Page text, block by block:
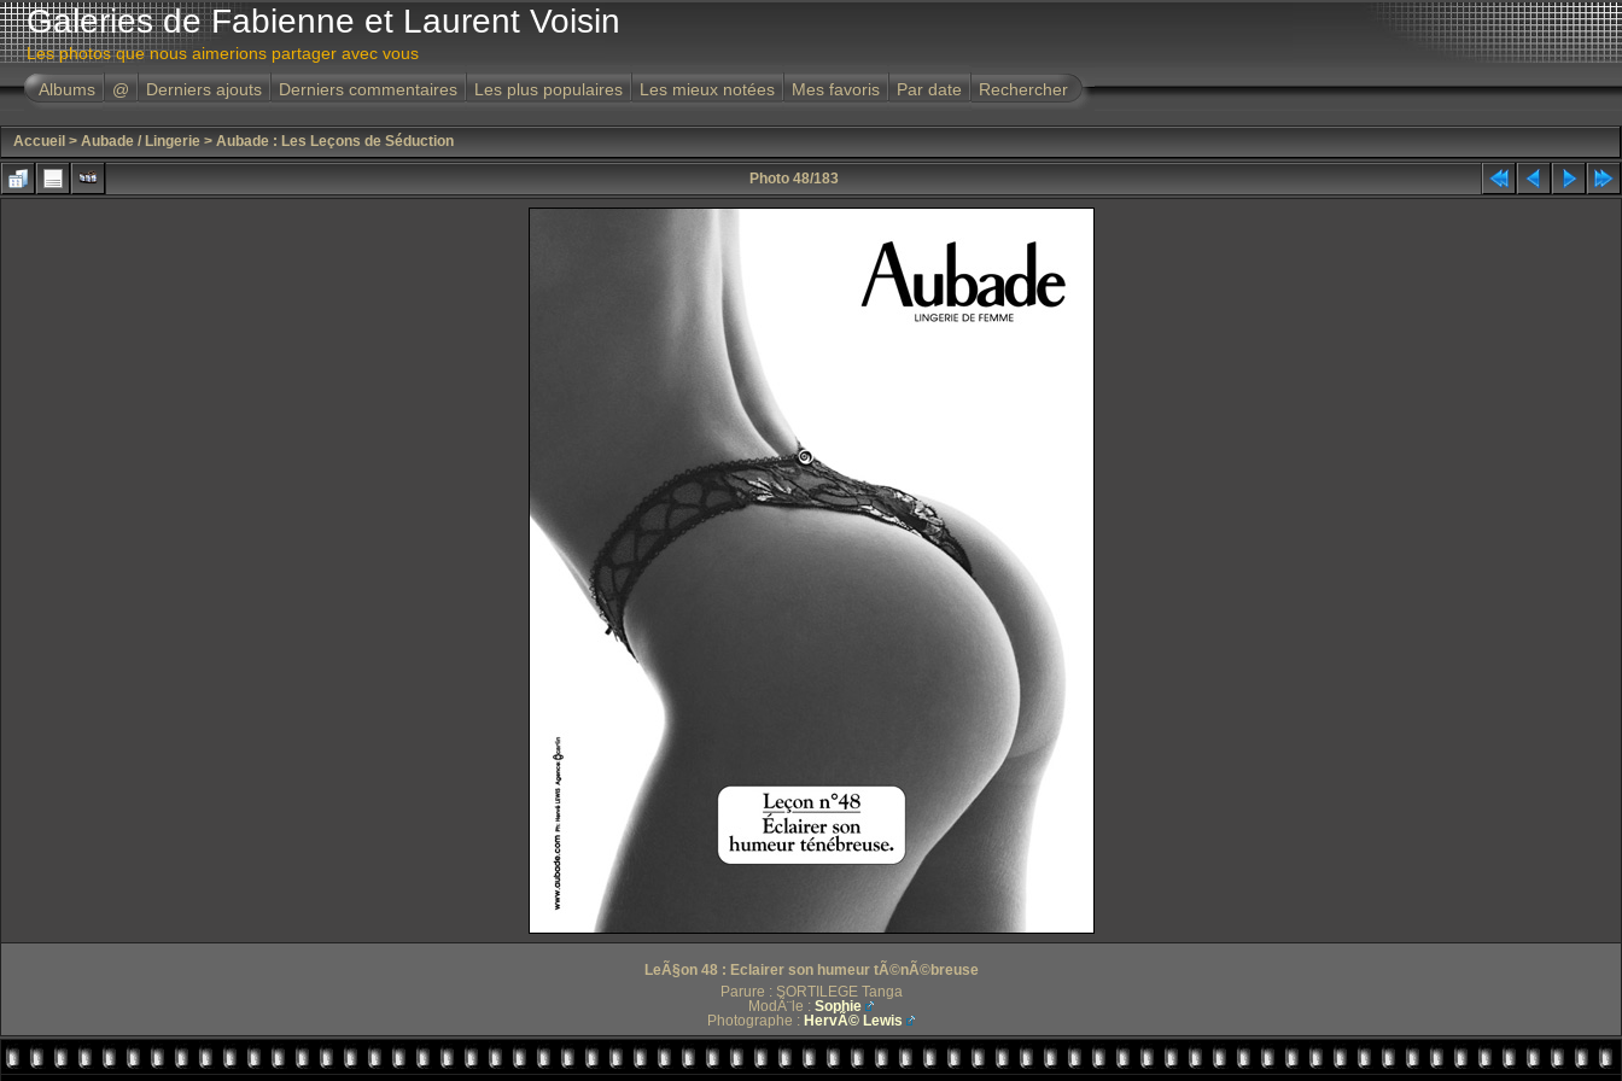
Galeries de Fabienne et Laurent Voisin
Les photos que nous aimerions partager avec vous
Albums
@ Derniers ajouts Derniers commentaires Les plus populaires Les mieux notées Mes favoris Par date Rechercher
Accueil > Aubade / Lingerie > Aubade : Les Leçons de Séduction
Photo 48/183
LeÃ§on 48 : Eclairer son humeur tÃ©nÃ©breuse
Parure : SORTILEGE Tanga
ModÃ¨le : Sophie
Photographe : HervÃ© Lewis